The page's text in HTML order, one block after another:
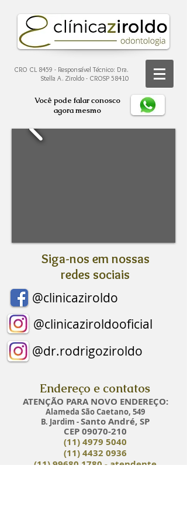
CRO CL 8459 - Responsável Técnico: Dra.
Stella A. Ziroldo - CROSP 58410
Você pode falar conosco
agora mesmo
Siga-nos em nossas
redes sociais
@clinicaziroldo
@clinicaziroldooficial
@dr.rodrigoziroldo
Endereço e contatos
ATENÇÃO PARA NOVO ENDEREÇO:
Alameda São Caetano, 549
B. Jardim -Santo André, SP
CEP09070-210
(11) 4979 5040
(11) 4432 0936
(11) 99680 1780 - atendente